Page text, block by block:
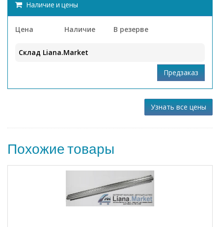
Наличие и цены
Цена Наличие В резерве
Склад Liana.Market
Узнать все цены
Похожие товары